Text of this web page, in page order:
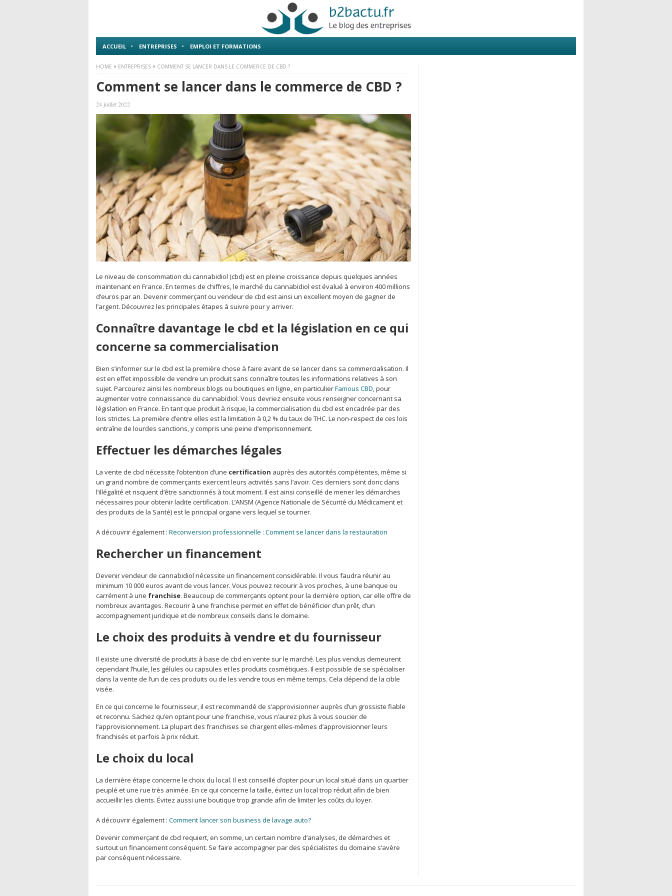
ACCUEIL ENTREPRISES EMPLOI ET FORMATIONS
HOME ENTREPRISES COMMENT SE LANCER DANS LE COMMERCE DE CBD ?
Comment se lancer dans le commerce de CBD ?
24 juillet 2022
Le niveau de consommation du cannabidiol (cbd) est en pleine croissance depuis quelques années
maintenant en France. En termes de chiffres, le marché du cannabidiol est évalué à environ 400 millions
d’euros par an. Devenir commerçant ou vendeur de cbd est ainsi un excellent moyen de gagner de
l’argent. Découvrez les principales étapes à suivre pour y arriver.
Connaître davantage le cbd et la législation en ce qui
concerne sa commercialisation
Bien s’informer sur le cbd est la première chose à faire avant de se lancer dans sa commercialisation. Il
est en effet impossible de vendre un produit sans connaître toutes les informations relatives à son
sujet. Parcourez ainsi les nombreux blogs ou boutiques en ligne, en particulierFamous CBD, pour
augmenter votre connaissance du cannabidiol. Vous devriez ensuite vous renseigner concernant sa
législation en France. En tant que produit à risque, la commercialisation du cbd est encadrée par des
lois strictes. La première d’entre elles est la limitation à 0,2 % du taux de THC. Le non-respect de ces lois
entraîne de lourdes sanctions, y compris une peine d’emprisonnement.
Effectuer les démarches légales
La vente de cbd nécessite l’obtention d’une certification auprès des autorités compétentes, même si
un grand nombre de commerçants exercent leurs activités sans l’avoir. Ces derniers sont donc dans
l’illégalité et risquent d’être sanctionnés à tout moment. Il est ainsi conseillé de mener les démarches
nécessaires pour obtenir ladite certification. L’ANSM (Agence Nationale de Sécurité du Médicament et
des produits de la Santé) est le principal organe vers lequel se tourner.
A découvrir également : Reconversion professionnelle : Comment se lancer dans la restauration
Rechercher un financement
Devenir vendeur de cannabidiol nécessite un financement considérable. Il vous faudra réunir au
minimum 10 000 euros avant de vous lancer. Vous pouvez recourir à vos proches, à une banque ou
carrément à une franchise. Beaucoup de commerçants optent pour la dernière option, car elle offre de
nombreux avantages. Recourir à une franchise permet en effet de bénéficier d’un prêt, d’un
accompagnement juridique et de nombreux conseils dans le domaine.
Le choix des produits à vendre et du fournisseur
Il existe une diversité de produits à base de cbd en vente sur le marché. Les plus vendus demeurent
cependant l’huile, les gélules ou capsules et les produits cosmétiques. Il est possible de se spécialiser
dans la vente de l’un de ces produits ou de les vendre tous en même temps. Cela dépend de la cible
visée.
En ce qui concerne le fournisseur, il est recommandé de s’approvisionner auprès d’un grossiste fiable
et reconnu. Sachez qu’en optant pour une franchise, vous n’aurez plus à vous soucier de
l’approvisionnement. La plupart des franchises se chargent elles-mêmes d’approvisionner leurs
franchisés et parfois à prix réduit.
Le choix du local
La dernière étape concerne le choix du local. Il est conseillé d’opter pour un local situé dans un quartier
peuplé et une rue très animée. En ce qui concerne la taille, évitez un local trop réduit afin de bien
accueillir les clients. Évitez aussi une boutique trop grande afin de limiter les coûts du loyer.
A découvrir également : Comment lancer son business de lavage auto?
Devenir commerçant de cbd requiert, en somme, un certain nombre d’analyses, de démarches et
surtout un financement conséquent. Se faire accompagner par des spécialistes du domaine s’avère
par conséquent nécessaire.